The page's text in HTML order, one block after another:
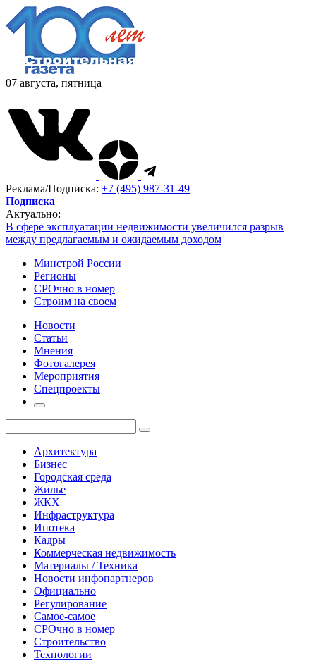
07 августа, пятница
Реклама/Подписка: +7 (495) 987-31-49
Подписка
Актуально:
В сфере эксплуатации недвижимости увеличился разрыв
между предлагаемым и ожидаемым доходом
Минстрой России
Регионы
СРОчно в номер
Строим на своем
Новости
Статьи
Мнения
Фотогалерея
Мероприятия
Спецпроекты
Архитектура
Бизнес
Городская среда
Жилье
ЖКХ
Инфраструктура
Ипотека
Кадры
Коммерческая недвижимость
Материалы / Техника
Новости инфопартнеров
Официально
Регулирование
Самое-самое
СРОчно в номер
Строительство
Технологии